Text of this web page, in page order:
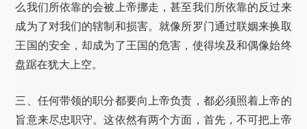
么我们所依靠的会被上帝挪走，甚至我们所依靠的反过来
成为了对我们的辖制和损害。就像所罗门通过联姻来换取
王国的安全，却成为了王国的危害，使得埃及和偶像始终
盘踞在犹大上空。
三、任何带领的职分都要向上帝负责，都必须照着上帝的
旨意来尽忠职守。这依然有两个方面，首先，不可把上帝